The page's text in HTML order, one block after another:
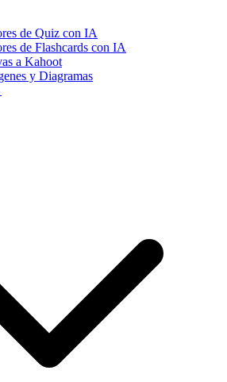
de Quiz con IA
de Flashcards con IA
a Kahoot
y Diagramas